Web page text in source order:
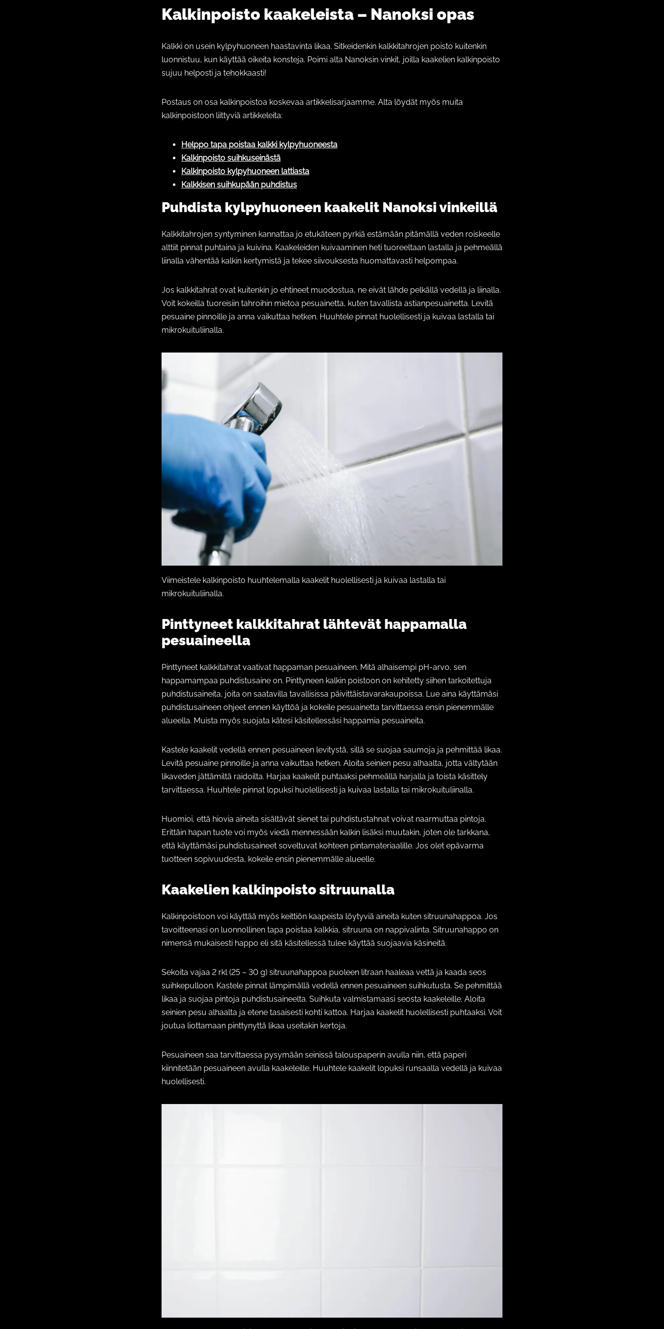
Kalkinpoisto kaakeleista – Nanoksi opas
Kalkki on usein kylpyhuoneen haastavinta likaa. Sitkeidenkin kalkkitahrojen poisto kuitenkin
luonnistuu, kun käyttää oikeita konsteja. Poimi alta Nanoksin vinkit, joilla kaakelien kalkinpoisto
sujuu helposti ja tehokkaasti!
Postaus on osa kalkinpoistoa koskevaa artikkelisarjaamme. Alta löydät myös muita
kalkinpoistoon liittyviä artikkeleita:
Helppo tapa poistaa kalkki kylpyhuoneesta
Kalkinpoisto suihkuseinästä
Kalkinpoisto kylpyhuoneen lattiasta
Kalkkisen suihkupään puhdistus
Puhdista kylpyhuoneen kaakelit Nanoksi vinkeillä
Kalkkitahrojen syntyminen kannattaa jo etukäteen pyrkiä estämään pitämällä veden roiskeelle
alttiit pinnat puhtaina ja kuivina. Kaakeleiden kuivaaminen heti tuoreeltaan lastalla ja pehmeällä
liinalla vähentää kalkin kertymistä ja tekee siivouksesta huomattavasti helpompaa.
Jos kalkkitahrat ovat kuitenkin jo ehtineet muodostua, ne eivät lähde pelkällä vedellä ja liinalla.
Voit kokeilla tuoreisiin tahroihin mietoa pesuainetta, kuten tavallista astianpesuainetta. Levitä
pesuaine pinnoille ja anna vaikuttaa hetken. Huuhtele pinnat huolellisesti ja kuivaa lastalla tai
mikrokuituliinalla.
Viimeistele kalkinpoisto huuhtelemalla kaakelit huolellisesti ja kuivaa lastalla tai
mikrokuituliinalla.
Pinttyneet kalkkitahrat lähtevät happamalla
pesuaineella
Pinttyneet kalkkitahrat vaativat happaman pesuaineen. Mitä alhaisempi pH-arvo, sen
happamampaa puhdistusaine on. Pinttyneen kalkin poistoon on kehitetty siihen tarkoitettuja
puhdistusaineita, joita on saatavilla tavallisissa päivittäistavarakaupoissa. Lue aina käyttämäsi
puhdistusaineen ohjeet ennen käyttöä ja kokeile pesuainetta tarvittaessa ensin pienemmälle
alueella. Muista myös suojata kätesi käsitellessäsi happamia pesuaineita.
Kastele kaakelit vedellä ennen pesuaineen levitystä, sillä se suojaa saumoja ja pehmittää likaa.
Levitä pesuaine pinnoille ja anna vaikuttaa hetken. Aloita seinien pesu alhaalta, jotta vältytään
likaveden jättämiltä raidoilta. Harjaa kaakelit puhtaaksi pehmeällä harjalla ja toista käsittely
tarvittaessa. Huuhtele pinnat lopuksi huolellisesti ja kuivaa lastalla tai mikrokuituliinalla.
Huomioi, että hiovia aineita sisältävät sienet tai puhdistustahnat voivat naarmuttaa pintoja.
Erittäin hapan tuote voi myös viedä mennessään kalkin lisäksi muutakin, joten ole tarkkana,
että käyttämäsi puhdistusaineet soveltuvat kohteen pintamateriaalille. Jos olet epävarma
tuotteen sopivuudesta, kokeile ensin pienemmälle alueelle.
Kaakelien kalkinpoisto sitruunalla
Kalkinpoistoon voi käyttää myös keittiön kaapeista löytyviä aineita kuten sitruunahappoa. Jos
tavoitteenasi on luonnollinen tapa poistaa kalkkia, sitruuna on nappivalinta. Sitruunahappo on
nimensä mukaisesti happo eli sitä käsitellessä tulee käyttää suojaavia käsineitä.
Sekoita vajaa 2 rkl (25 – 30 g) sitruunahappoa puoleen litraan haaleaa vettä ja kaada seos
suihkepulloon. Kastele pinnat lämpimällä vedellä ennen pesuaineen suihkutusta. Se pehmittää
likaa ja suojaa pintoja puhdistusaineelta. Suihkuta valmistamaasi seosta kaakeleille. Aloita
seinien pesu alhaalta ja etene tasaisesti kohti kattoa. Harjaa kaakelit huolellisesti puhtaaksi. Voit
joutua liottamaan pinttynyttä likaa useitakin kertoja.
Pesuaineen saa tarvittaessa pysymään seinissä talouspaperin avulla niin, että paperi
kiinnitetään pesuaineen avulla kaakeleille. Huuhtele kaakelit lopuksi runsaalla vedellä ja kuivaa
huolellisesti.